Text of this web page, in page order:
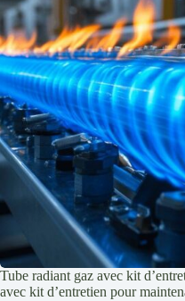
Tube radiant gaz avec kit
avec kit d’entretien pour